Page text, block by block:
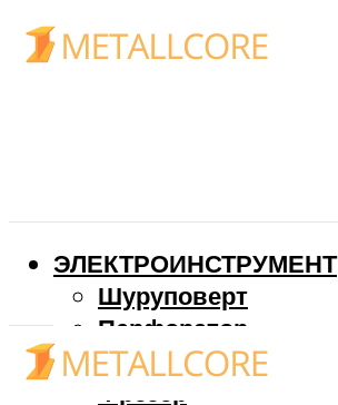
ЭЛЕКТРОИНСТРУМЕНТ
Шуруповерт
Перфоратор
Дрель
Фрезер